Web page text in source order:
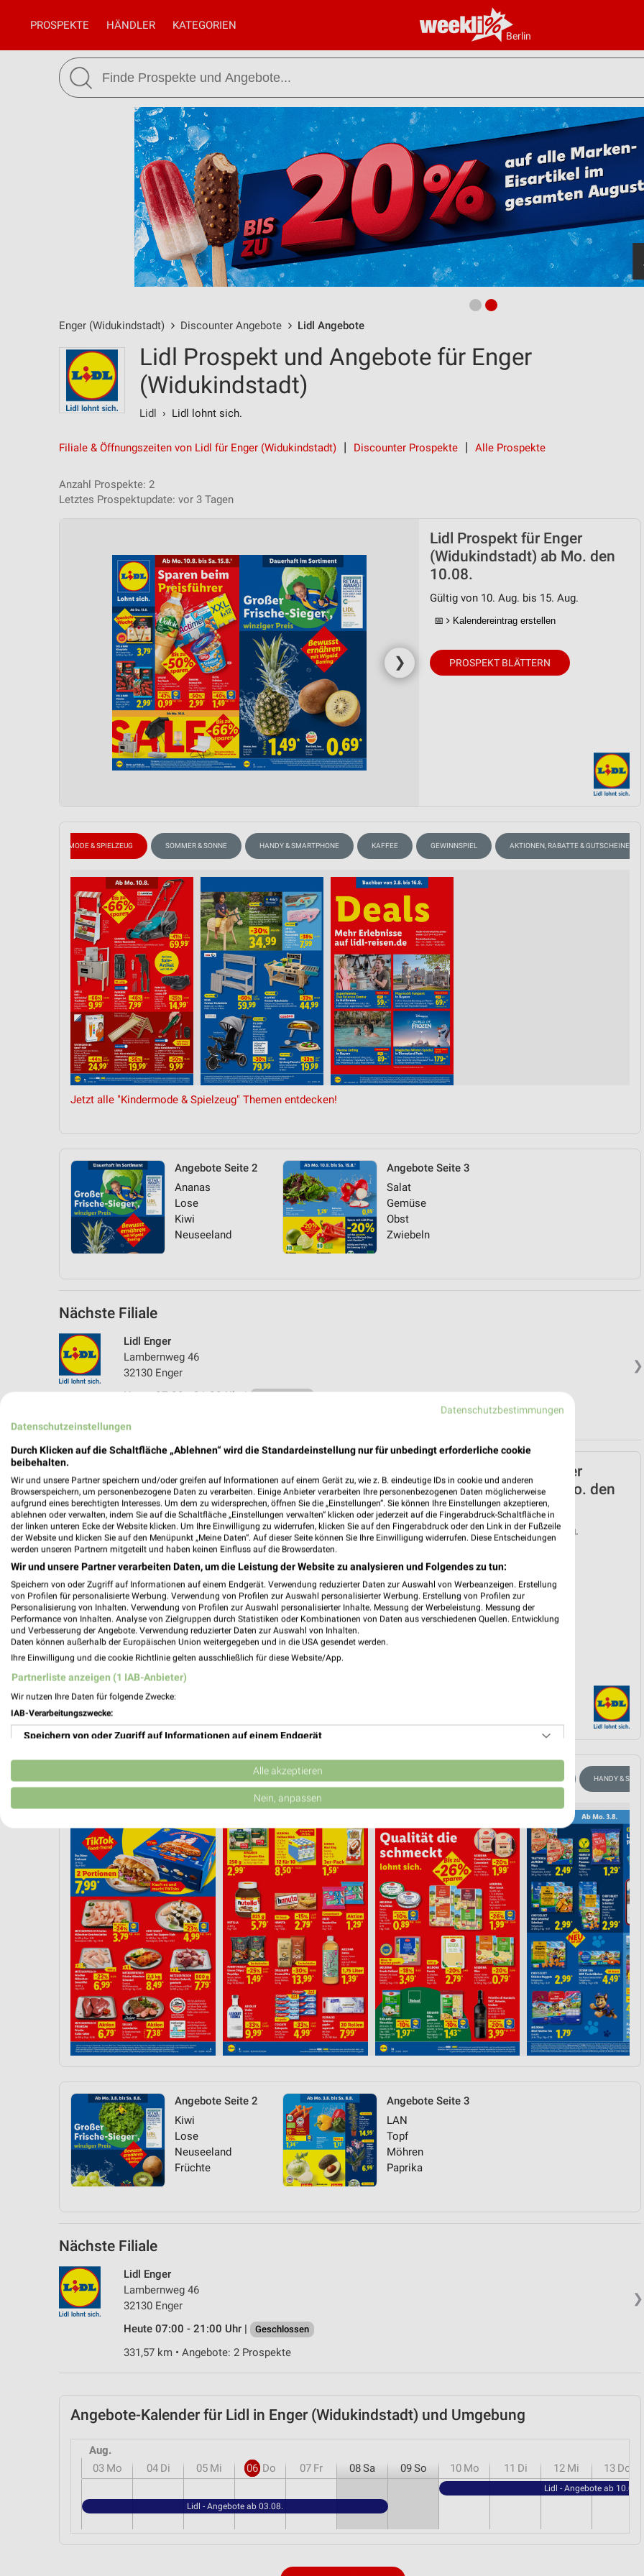
Berlin
PROSPEKTE HÄNDLER KATEGORIEN
Enger (Widukindstadt) Discounter Angebote Lidl Angebote
Lidl Prospekt und Angebote für Enger
(Widukindstadt)
Lidl › Lidl lohnt sich.
Filiale & Öffnungszeiten von Lidl für Enger (Widukindstadt) Discounter Prospekte Alle Prospekte
Anzahl Prospekte: 2
Letztes Prospektupdate: vor 3 Tagen
❯
Lidl Prospekt für Enger
(Widukindstadt) ab Mo. den
10.08.
Gültig von 10. Aug. bis 15. Aug.
📅 Kalendereintrag erstellen
PROSPEKT BLÄTTERN
KINDERMODE & SPIELZEUG SOMMER & SONNE HANDY & SMARTPHONE KAFFEE GEWINNSPIEL AKTIONEN, RABATTE & GUTSCHEINE
Jetzt alle "Kindermode & Spielzeug" Themen entdecken!
Angebote Seite 2
Ananas
Lose
Kiwi
Neuseeland
Angebote Seite 3
Salat
Gemüse
Obst
Zwiebeln
Nächste Filiale
❯
Lidl Enger
Lambernweg 46
32130 Enger
Heute 07:00 - 21:00 Uhr | Geschlossen
❯
Lidl Prospekt für Enger
(Widukindstadt) ab Mo. den
03.08.
Gültig von 03. Aug. bis 08. Aug.
PROSPEKT BLÄTTERN
WEIN HANDY &
Angebote Seite 2
Kiwi
Lose
Neuseeland
Früchte
Angebote Seite 3
LAN
Topf
Möhren
Paprika
Nächste Filiale
❯
Lidl Enger
Lambernweg 46
32130 Enger
Heute 07:00 - 21:00 Uhr |
Geschlossen
331,57 km • Angebote: 2 Prospekte
Angebote-Kalender für Lidl in Enger (Widukindstadt) und Umgebung
Aug.
03 Mo 04 Di 05 Mi 06 Do 07 Fr 08Sa 09So 10 Mo 11 Di 12 Mi 13 Do
Lidl - Angebote ab 10.08.
Lidl - Angebote ab 03.08.
Datenschutzbestimmungen
Datenschutzeinstellungen
Durch Klicken auf die Schaltfläche „Ablehnen“ wird die Standardeinstellung nur für unbedingt erforderliche cookie
beibehalten.
Wir und unsere Partner speichern und/oder greifen auf Informationen auf einem Gerät zu, wie z. B. eindeutige IDs in cookie und anderen
Browserspeichern, um personenbezogene Daten zu verarbeiten. Einige Anbieter verarbeiten Ihre personenbezogenen Daten möglicherweise
aufgrund eines berechtigten Interesses. Um dem zu widersprechen, öffnen Sie die „Einstellungen“. Sie können Ihre Einstellungen akzeptieren,
ablehnen oder verwalten, indem Sie auf die Schaltfläche „Einstellungen verwalten“ klicken oder jederzeit auf die Fingerabdruck-Schaltfläche in
der linken unteren Ecke der Website klicken. Um Ihre Einwilligung zu widerrufen, klicken Sie auf den Fingerabdruck oder den Link in der Fußzeile
der Website und klicken Sie auf den Menüpunkt „Meine Daten“. Auf dieser Seite können Sie Ihre Einwilligung widerrufen. Diese Entscheidungen
werden unseren Partnern mitgeteilt und haben keinen Einfluss auf die Browserdaten.
Wir und unsere Partner verarbeiten Daten, um die Leistung der Website zu analysieren und Folgendes zu tun:
Speichern von oder Zugriff auf Informationen auf einem Endgerät. Verwendung reduzierter Daten zur Auswahl von Werbeanzeigen. Erstellung
von Profilen für personalisierte Werbung. Verwendung von Profilen zur Auswahl personalisierter Werbung. Erstellung von Profilen zur
Personalisierung von Inhalten. Verwendung von Profilen zur Auswahl personalisierter Inhalte. Messung der Werbeleistung. Messung der
Performance von Inhalten. Analyse von Zielgruppen durch Statistiken oder Kombinationen von Daten aus verschiedenen Quellen. Entwicklung
und Verbesserung der Angebote. Verwendung reduzierter Daten zur Auswahl von Inhalten.
Daten können außerhalb der Europäischen Union weitergegeben und in die USA gesendet werden.
Ihre Einwilligung und die cookie Richtlinie gelten ausschließlich für diese Website/App.
Partnerliste anzeigen (1 IAB-Anbieter)
Wir nutzen Ihre Daten für folgende Zwecke:
IAB-Verarbeitungszwecke:
Speichern von oder Zugriff auf Informationen auf einem Endgerät
Verwendung reduzierter Daten zur Auswahl von Werbeanzeigen
Erstellung von Profilen für personalisierte Werbung
Erstellung von Profilen zur Personalisierung von Inhalten
Verwendung von Profilen zur Auswahl personalisierter Inhalte
Messung der Werbeleistung
Messung der Performance von Inhalten
Analyse von Zielgruppen durch Statistiken oder Kombinationen von Daten aus verschiedenen
Entwicklung und Verbesserung der Angebote
Verwendung reduzierter Daten zur Auswahl von Inhalten
Geräte anhand von aktiv angeforderten Informationen identifizieren
Nicht-IAB-Verarbeitungszwecke:
Notwendig
Werbung
Alle akzeptieren
Nein, anpassen